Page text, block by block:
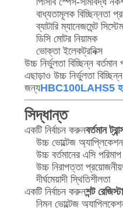
বাধ্যতামূলক বিচ্ছিন্নতা
ব্যাটারি ম্যানেজমেন্ট
ডিসি মোটর নিয়ামক
ভোক্তা ইলেকট্রনিক্স
উচ্চ নির্ভুলতা বিচ্ছিন্ন
এছাড়াও উচ্চ নির্ভুলতা
জন্যHBC100LAHS5 হল-
সিদ্ধান্ত
একটি নির্বাচন করুনবর্তমান
উচ্চ ভোল্টেজ অ্যাপ্লিকেশন
উচ্চ বর্তমানের এসি পরিমাপ
উচ্চ নিরাপত্তা
দীর্ঘমেয়াদী স্থিতিশীলতা
একটি নির্বাচন করুনশন্ট
নিম্ন ভোল্টেজ